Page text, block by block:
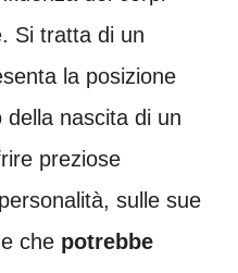
Si tratta di un
la posizione
nascita di un
preziose
sulle sue
che potrebbe